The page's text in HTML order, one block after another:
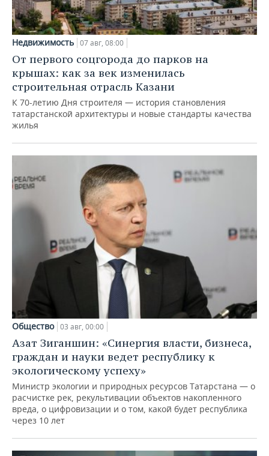
Недвижимость 07 авг, 08:00
От первого соцгорода до парков на
крышах: как за век изменилась
строительная отрасль Казани
К 70-летию Дня строителя — история становления
татарстанской архитектуры и новые стандарты качества
жилья
Общество 03 авг, 00:00
Азат Зиганшин: «Синергия власти, бизнеса,
граждан и науки ведет республику к
экологическому успеху»
Министр экологии и природных ресурсов Татарстана — о
расчистке рек, рекультивации объектов накопленного
вреда, о цифровизации и о том, какой будет республика
через 10 лет